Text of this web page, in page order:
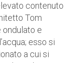
contenuto
Tom
e
esso si
a cui si